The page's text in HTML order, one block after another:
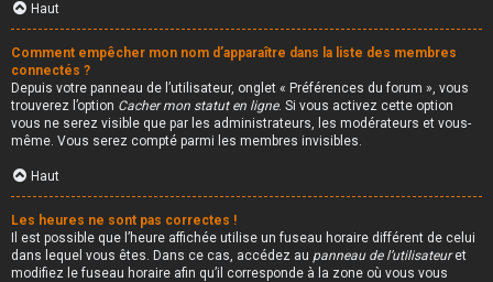
Haut
Comment empêcher mon nom d’apparaître dans la liste des membres
connectés ?
Depuis votre panneau de l’utilisateur, onglet « Préférences du forum », vous
trouverez l’option Cacher mon statut en ligne. Si vous activez cette option
vous ne serez visible que par les administrateurs, les modérateurs et vous-
même. Vous serez compté parmi les membres invisibles.
Haut
Les heures ne sont pas correctes !
Il est possible que l’heure affichée utilise un fuseau horaire différent de celui
dans lequel vous êtes. Dans ce cas, accédez au panneau de l’utilisateuret
modifiez le fuseau horaire afin qu’il corresponde à la zone où vous vous